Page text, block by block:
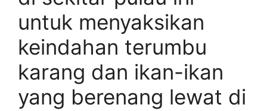
untuk menyaksikan
keindahan terumbu
karang dan ikan-ikan
yang berenang lewat di